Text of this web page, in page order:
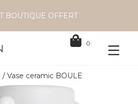
BOUTIQUE OFFERT
0
/ Vase ceramic BOULE